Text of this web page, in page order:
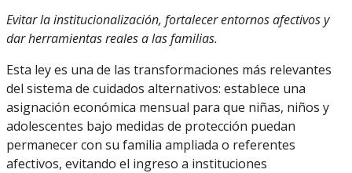
Evitar la institucionalización, fortalecer entornos afectivos y
dar herramientas reales a las familias.
Esta ley es una de las transformaciones más relevantes
del sistema de cuidados alternativos: establece una
asignación económica mensual para que niñas, niños y
adolescentes bajo medidas de protección puedan
permanecer con su familia ampliada o referentes
afectivos, evitando el ingreso a instituciones